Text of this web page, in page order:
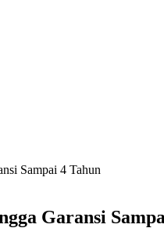
Sampai 4 Tahun
Garansi